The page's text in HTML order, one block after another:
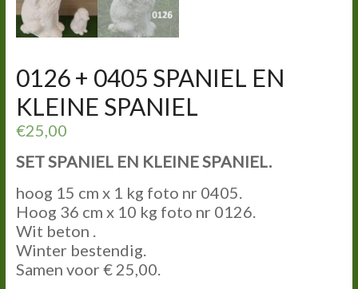
0126 + 0405 SPANIEL EN
KLEINE SPANIEL
€25,00
SET SPANIEL EN KLEINE SPANIEL.
hoog 15 cm x 1 kg foto nr 0405.
Hoog 36 cm x 10 kg foto nr 0126.
Wit beton .
Winter bestendig.
Samen voor € 25,00.